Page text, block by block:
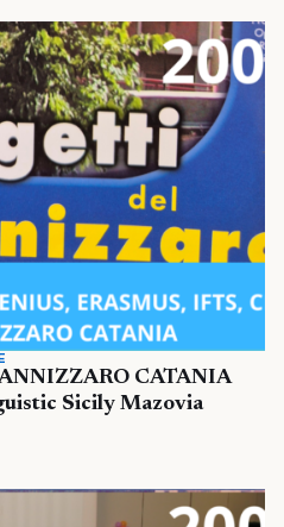
CATANIA
Sicily Mazovia